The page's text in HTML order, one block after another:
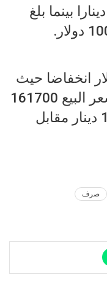
حيث بلغ سعر البيع 163250 دينارا بينما بلغ
انخفاضا حيث
سجل في محلات الصيرفة سعر البيع 161700
دينار ، وسعر الشراء 161600 دينار مقابل
صرف